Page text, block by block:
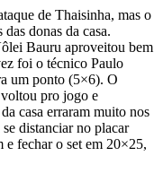
de Thaisinha, mas o
donas da casa.
Bauru aproveitou bem
foi o técnico Paulo
um ponto (5×6). O
pro jogo e
casa erraram muito nos
distanciar no placar
fechar o set em 20×25,